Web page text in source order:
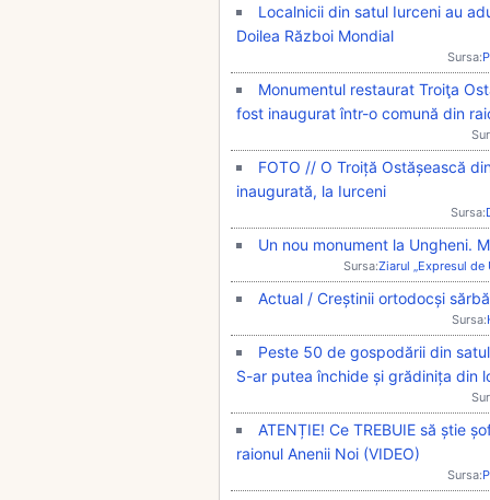
Localnicii din satul Iurceni au
Doilea Război Mondial
Sursa:
Monumentul restaurat Troiţa
fost inaugurat într-o comună din
FOTO // O Troiță Ostășească
inaugurată, la Iurceni
Sursa:
Un nou monument la Ungheni.
Sursa:Ziarul „Expresul de
Actual / Creștinii ortodocși
Sursa:
Peste 50 de gospodării din
S-ar putea închide și grădinița din
ATENȚIE! Ce TREBUIE să știe
raionul Anenii Noi (VIDEO)
Sursa: